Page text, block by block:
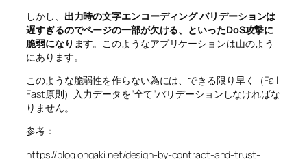
しかし、 出力時の文字エンコーディング バリデーションは
遅すぎるのでページの一部が欠ける、といったDoS攻撃に
脆弱になります。このようなアプリケーションは山のよう
にあります。
このような脆弱性を作らない為には、できる限り早く（Fail
Fast原則）入力データを”全て”バリデーションしなければな
りません。
参考：
https://blog.ohgaki.net/design-by-contract-and-trust-